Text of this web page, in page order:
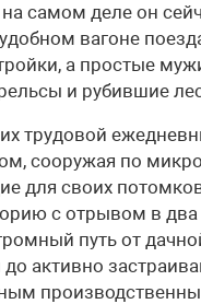
самом деле он
вагоне
а простые
и рубившие
трудовой
сооружая по
для своих
с отрывом в два
путь от
до активно